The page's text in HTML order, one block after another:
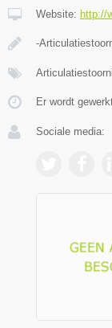
Website: http://
-
Er wordt
Sociale media: